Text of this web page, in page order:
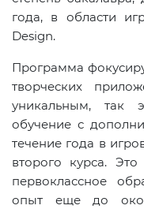
года, в области
Design.
Программа
творческих
уникальным, так
обучение с
течение года в
второго курса.
первоклассное
опыт еще до